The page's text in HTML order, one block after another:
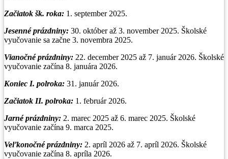
Začiatok šk. roka: 1. september 2025.
Jesenné prázdniny: 30. október až 3. november 2025. Školské
vyučovanie sa začne 3. novembra 2025.
Vianočné prázdniny: 22. december 2025 až 7. január 2026. Školské
vyučovanie začína 8. januára 2026.
Koniec I. polroka: 31. január 2026.
Začiatok II. polroka: 1. február 2026.
Jarné prázdniny: 2. marec 2025 až 6. marec 2025. Školské
vyučovanie začína 9. marca 2025.
Veľkonočné prázdniny: 2. apríl 2026 až 7. apríl 2026. Školské
vyučovanie začína 8. apríla 2026.